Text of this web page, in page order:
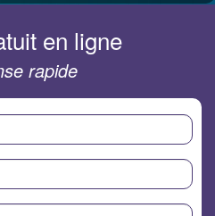
en ligne
rapide